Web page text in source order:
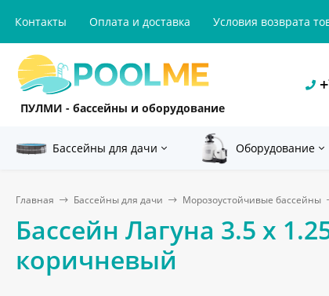
Контакты Оплата и доставка Условия возврата
ПУЛМИ - бассейны и оборудование
Бассейны для дачи Оборудование
Главная Бассейны для дачи Морозоустойчивые бассейны
Бассейн Лагуна 3.5 х
коричневый